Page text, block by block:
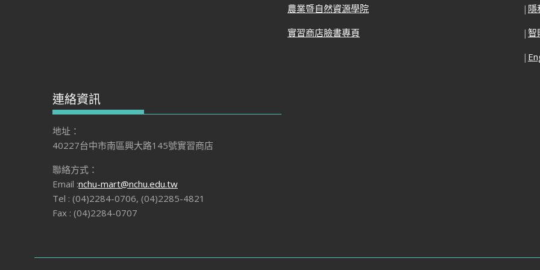
連絡資訊
地址：
40227台中市南區興大路145號實習商店
聯絡方式：
Email :nchu-mart@nchu.edu.tw
Tel : (04)2284-0706, (04)2285-4821
Fax : (04)2284-0707
農業暨自然資源學院
實習商店臉書專頁
| 隱
| 智
|